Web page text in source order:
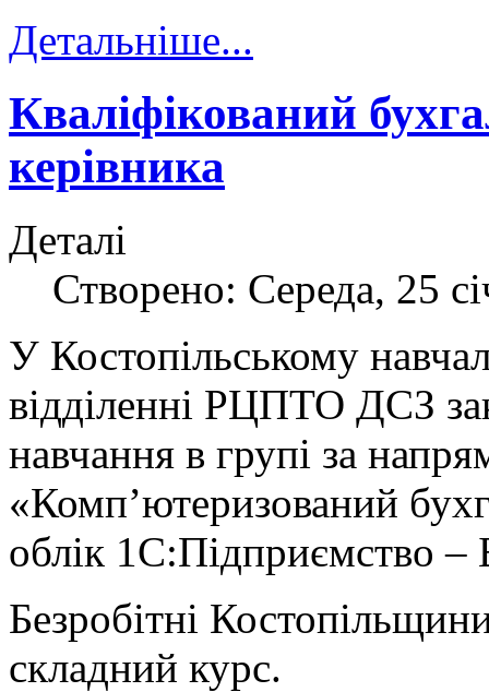
Детальніше...
Кваліфікований
керівника
Деталі
Створено: Середа, 25
У Костопільському
відділенні РЦПТО ДСЗ
навчання в групі за
«Комп’ютеризований
облік 1С:Підприємство –
Безробітні
складний курс.